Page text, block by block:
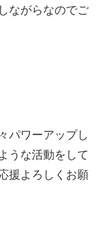
ながらなのでご
パワーアップし
うな活動をして
援よろしくお願